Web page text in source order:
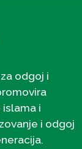
odgoj i
i
i odgoj